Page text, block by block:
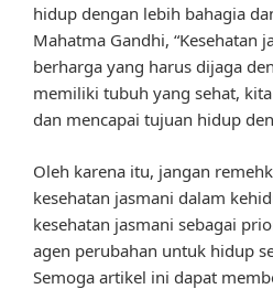
hidup dengan lebih bahagia
Mahatma Gandhi, “Kesehatan
berharga yang harus dijaga
memiliki tubuh yang sehat,
dan mencapai tujuan hidup
Oleh karena itu, jangan
kesehatan jasmani dalam
kesehatan jasmani sebagai
agen perubahan untuk hidup
Semoga artikel ini dapat